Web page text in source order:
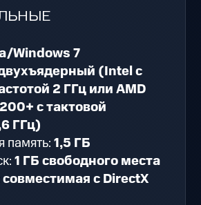
Windows 7
(Intel с
2 ГГц или AMD
с тактовой
ГГц)
память:1,5 ГБ
1 ГБ свободного места
совместимая с DirectX